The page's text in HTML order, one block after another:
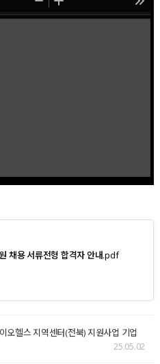
채용 서류전형 합격자 안내.pdf
오헬스 지역센터(전북) 지원사업 기업
25.05.02